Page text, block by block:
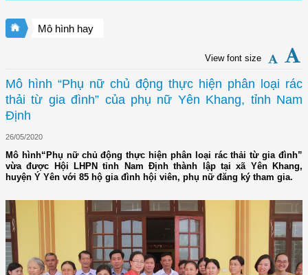
Mô hình hay
View font size
Mô hình “Phụ nữ chủ động thực hiện phân loại rác
thải từ gia đình” của phụ nữ Yên Khang, tỉnh Nam
Định
26/05/2020
Mô hình“Phụ nữ chủ động thực hiện phân loại rác thải từ gia đình”
vừa được Hội LHPN tỉnh Nam Định thành lập tại xã Yên Khang,
huyện Ý Yên với 85 hộ gia đình hội viên, phụ nữ đăng ký tham gia.